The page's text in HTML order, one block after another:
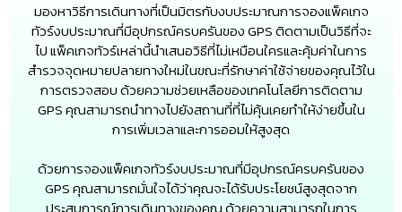
มองหาวิธีการเดินทางที่เป็นมิตรกับงบประมาณการจองแพ็คเกจ
ทัวร์งบประมาณที่มีอุปกรณ์ครบครันของ GPS ติดตามเป็นวิธีที่จะ
ไป แพ็คเกจทัวร์เหล่านี้นำเสนอวิธีที่ไม่เหมือนใครและคุ้มค่าในการ
สำรวจจุดหมายปลายทางใหม่ในขณะที่รักษาค่าใช้จ่ายของคุณไว้ใน
การตรวจสอบ ด้วยความช่วยเหลือของเทคโนโลยีการติดตาม
GPS คุณสามารถนำทางไปยังสถานที่ที่ไม่คุ้นเคยทำให้ง่ายขึ้นใน
การเพิ่มเวลาและการออมให้สูงสุด
ด้วยการจองแพ็คเกจทัวร์งบประมาณที่มีอุปกรณ์ครบครันของ
GPS คุณสามารถมั่นใจได้ว่าคุณจะได้รับประโยชน์สูงสุดจาก
ประสบการณ์การเดินทางของคุณ ด้วยความสามารถในการ